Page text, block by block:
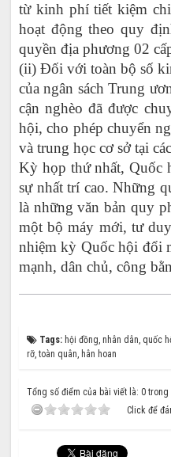
từ kinh phí tiết kiệm
hoạt động theo quy
quyền địa phương 02
(ii) Đối với toàn bộ số
của ngân sách Trung
cận nghèo đã được
hội, cho phép chuyển
và trung học cơ sở tại
Kỳ họp thứ nhất, Quốc
sự nhất trí cao. Những
là những văn bản quy
một bộ máy mới, tư
nhiệm kỳ Quốc hội đổi
mạnh, dân chủ, công
Tags: hội đồng, nhân dân, quốc
rỡ, toàn quân, hân hoan
Tổng số điểm của bài viết là: 0 trong
Click để